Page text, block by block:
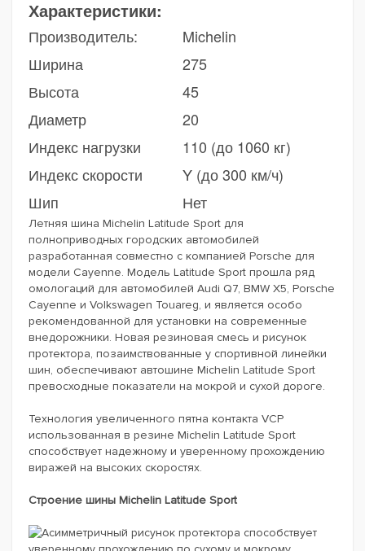
Характеристики:
Производитель:
Michelin
Ширина
275
Высота
45
Диаметр
20
Индекс нагрузки
110 (до 1060 кг)
Индекс скорости
Y (до 300 км/ч)
Шип
Нет
Летняя шина Michelin Latitude Sport для
полноприводных городских автомобилей
разработанная совместно с компанией Porsche для
модели Cayenne. Модель Latitude Sport прошла ряд
омологаций для автомобилей Audi Q7, BMW X5, Porsche
Cayenne и Volkswagen Touareg, и является особо
рекомендованной для установки на современные
внедорожники. Новая резиновая смесь и рисунок
протектора, позаимствованные у спортивной линейки
шин, обеспечивают автошине Michelin Latitude Sport
превосходные показатели на мокрой и сухой дороге.
Технология увеличенного пятна контакта VCP
использованная в резине Michelin Latitude Sport
способствует надежному и уверенному прохождению
виражей на высоких скоростях.
Строение шины Michelin Latitude Sport
Асимметричный рисунок протектора способствует